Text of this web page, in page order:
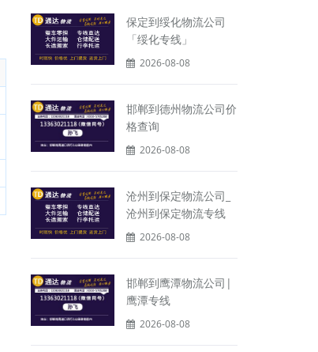
保定到绥化物流公司
「绥化专线」
2026-08-08
邯郸到德州物流公司价
格查询
2026-08-08
沧州到保定物流公司_
沧州到保定物流专线
2026-08-08
邯郸到鹰潭物流公司|
鹰潭专线
2026-08-08